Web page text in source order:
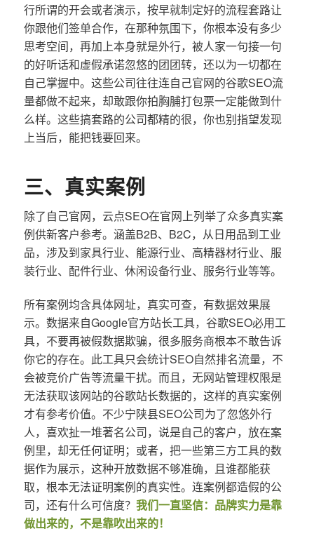
行所谓的开会或者演示，按早就制定好的流程套路让
你跟他们签单合作，在那种氛围下，你根本没有多少
思考空间，再加上本身就是外行，被人家一句接一句
的好听话和虚假承诺忽悠的团团转，还以为一切都在
自己掌握中。这些公司往往连自己官网的谷歌SEO流
量都做不起来，却敢跟你拍胸脯打包票一定能做到什
么样。这些搞套路的公司都精的很，你也别指望发现
上当后，能把钱要回来。
三、真实案例
除了自己官网，云点SEO在官网上列举了众多真实案
例供新客户参考。涵盖B2B、B2C，从日用品到工业
品，涉及到家具行业、能源行业、高精器材行业、服
装行业、配件行业、休闲设备行业、服务行业等等。
所有案例均含具体网址，真实可查，有数据效果展
示。数据来自Google官方站长工具，谷歌SEO必用工
具，不要再被假数据欺骗，很多服务商根本不敢告诉
你它的存在。此工具只会统计SEO自然排名流量，不
会被竞价广告等流量干扰。而且，无网站管理权限是
无法获取该网站的谷歌站长数据的，这样的真实案例
才有参考价值。不少宁陕县SEO公司为了忽悠外行
人，喜欢扯一堆著名公司，说是自己的客户，放在案
例里，却无任何证明；或者，把一些第三方工具的数
据作为展示，这种开放数据不够准确，且谁都能获
取，根本无法证明案例的真实性。连案例都造假的公
司，还有什么可信度？ 我们一直坚信：品牌实力是靠
做出来的，不是靠吹出来的！